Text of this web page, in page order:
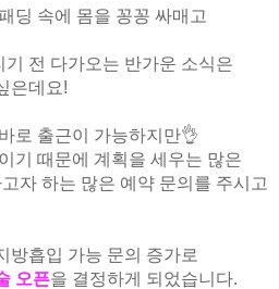
방흡입 케이스 370,884건🏆
딩 속에 몸을 꽁꽁 싸매고
전 다가오는 반가운 소식은
은데요!
로 출근이 가능하지만👌
기 때문에 계획을 세우는 많은
자 하는 많은 예약 문의를 주시고
방흡입 가능 문의 증가로
오픈을 결정하게 되었습니다.